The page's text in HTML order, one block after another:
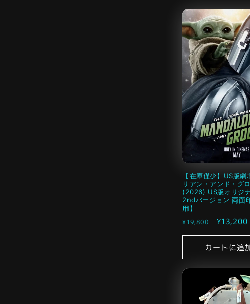
【在庫僅少】US版
リアン・アンド・グ
(2026) US版オリジ
2ndバージョン 両面
用】
通
常
格
¥19,800
セ
ー
ル
価
格
¥13,200
カートに追